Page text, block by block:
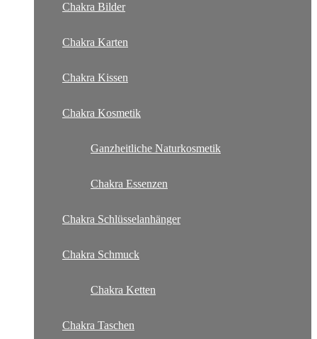
Chakra Bilder
Chakra Karten
Chakra Kissen
Chakra Kosmetik
Ganzheitliche Naturkosmetik
Chakra Essenzen
Chakra Schlüsselanhänger
Chakra Schmuck
Chakra Ketten
Chakra Taschen